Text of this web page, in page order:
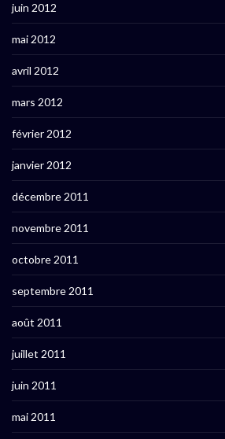
juin 2012
mai 2012
avril 2012
mars 2012
février 2012
janvier 2012
décembre 2011
novembre 2011
octobre 2011
septembre 2011
août 2011
juillet 2011
juin 2011
mai 2011